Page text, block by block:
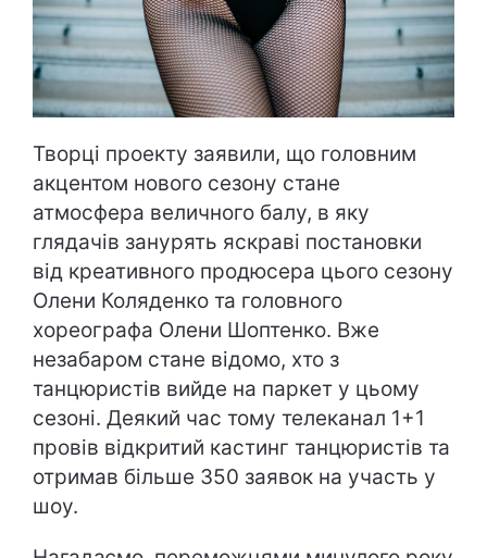
Творці проекту заявили, що головним
акцентом нового сезону стане
атмосфера величного балу, в яку
глядачів занурять яскраві постановки
від креативного продюсера цього сезону
Олени Коляденко та головного
хореографа Олени Шоптенко. Вже
незабаром стане відомо, хто з
танцюристів вийде на паркет у цьому
сезоні. Деякий час тому телеканал 1+1
провів відкритий кастинг танцюристів та
отримав більше 350 заявок на участь у
шоу.